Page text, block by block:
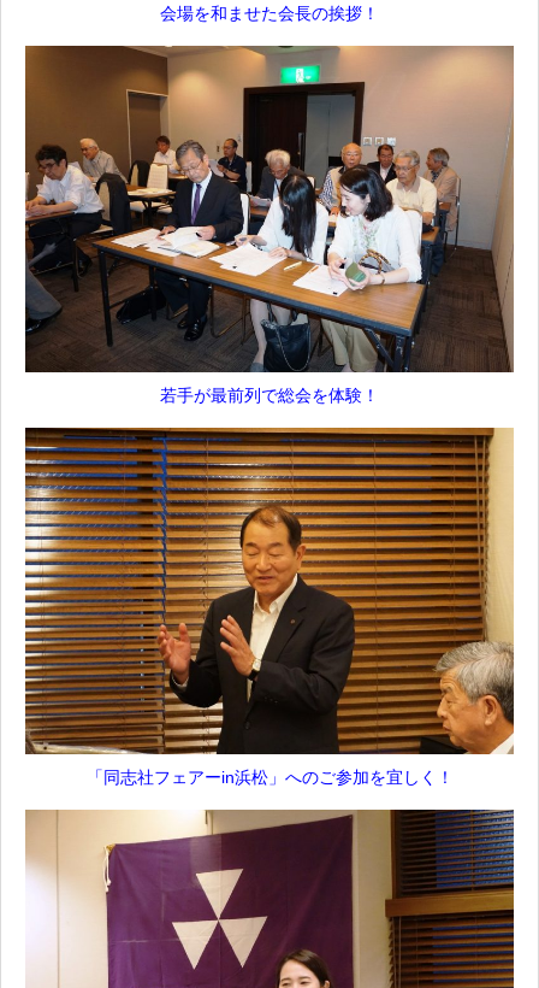
会場を和ませた会長の挨拶！
若手が最前列で総会を体験！
「同志社フェアーin浜松」へのご参加を宜しく！